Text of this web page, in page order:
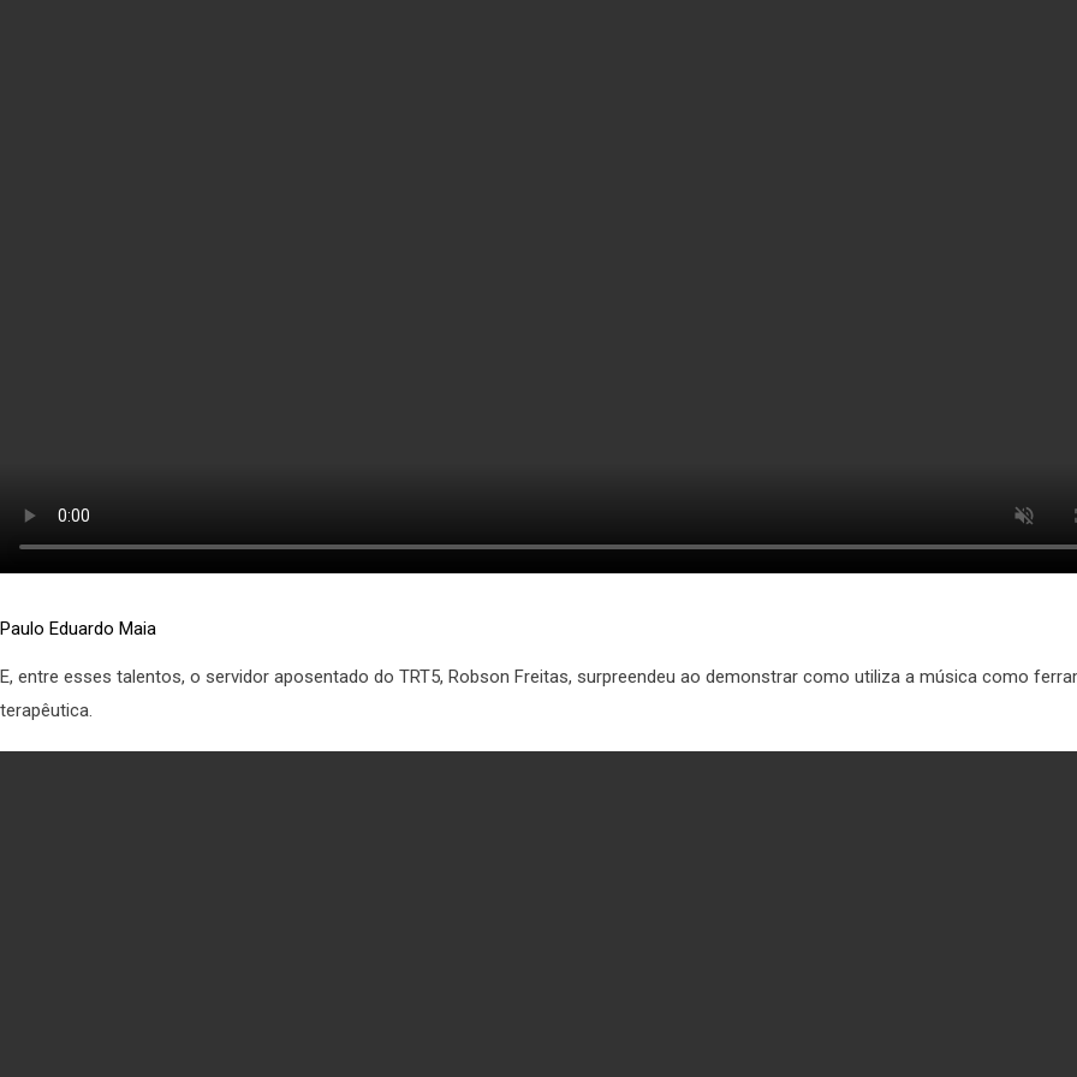
Paulo Eduardo Maia
E, entre esses talentos, o servidor aposentado do TRT5, Robson Freitas, surpreendeu ao demonstrar como utiliza a música como
terapêutica.